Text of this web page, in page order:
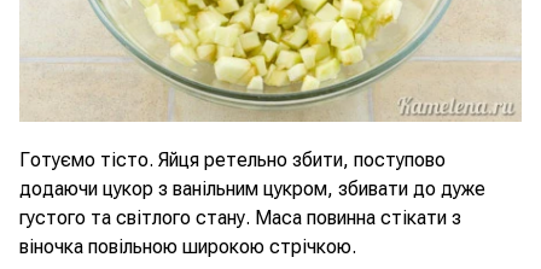
Готуємо тісто. Яйця ретельно збити, поступово
додаючи цукор з ванільним цукром, збивати до дуже
густого та світлого стану. Маса повинна стікати з
віночка повільною широкою стрічкою.